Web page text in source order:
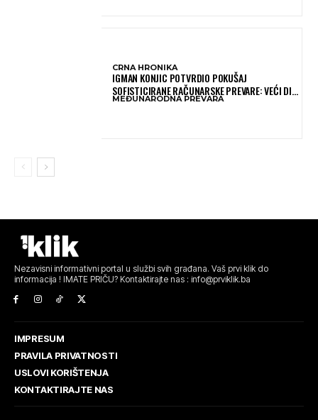
CRNA HRONIKA
IGMAN KONJIC POTVRDIO POKUŠAJ
SOFISTICIRANE RAČUNARSKE PREVARE: VEĆI DIO
NOVCA BLOKIRAN, OČEKUJE SE POVRAT
MEĐUNARODNA PREVARA
Nezavisni informativni portal u službi svih građana. Vaš prvi klik do
informacija ! IMATE PRIČU? Kontaktirajte nas : info@prviklik.ba
IMPRESUM
PRAVILA PRIVATNOSTI
USLOVI KORIŠTENJA
KONTAKTIRAJTE NAS